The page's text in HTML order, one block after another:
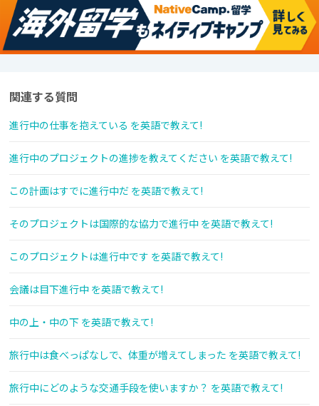
関連する質問
進行中の仕事を抱えている を英語で教えて!
進行中のプロジェクトの進捗を教えてください を英語で教えて!
この計画はすでに進行中だ を英語で教えて!
そのプロジェクトは国際的な協力で進行中 を英語で教えて!
このプロジェクトは進行中です を英語で教えて!
会議は目下進行中 を英語で教えて!
中の上・中の下 を英語で教えて!
旅行中は食べっぱなしで、体重が増えてしまった を英語で教えて!
旅行中にどのような交通手段を使いますか？ を英語で教えて!